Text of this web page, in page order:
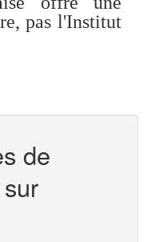
pas l'Institut
de